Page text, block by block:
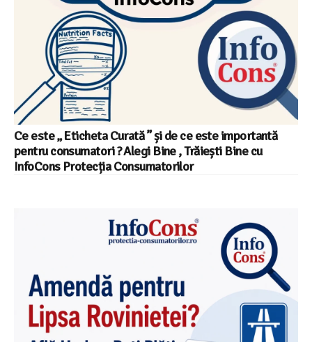
Ce este „ Eticheta Curată ” și de ce este importantă
pentru consumatori ? Alegi Bine , Trăiești Bine cu
InfoCons Protecția Consumatorilor